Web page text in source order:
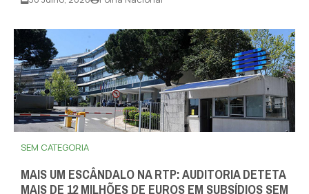
SEM CATEGORIA
MAIS UM ESCÂNDALO NA RTP: AUDITORIA DETETA